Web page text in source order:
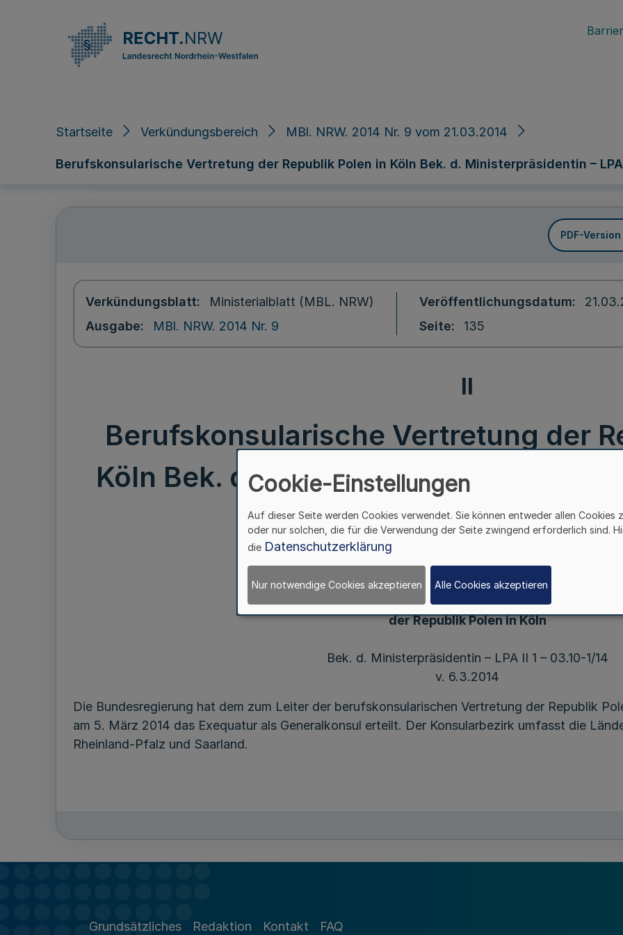
Startseite Verkündungsbereich MBl. NRW. 2014 Nr. 9 vom 21.03.2014
Berufskonsularische Vertretung der Republik Polen in Köln Bek. d. Ministerpräsidentin – LPA
PDF-
Verkündungsblatt
Ministerialblatt (MBL. NRW)
Ausgabe
MBl. NRW. 2014 Nr. 9
Veröffentlichungsdatum
Seite
135
II
Berufskonsularische Vertretung der
Köln Bek. d. Ministerpräsidentin – LPA
6.3.2014
Berufskonsularische Vertretung
der Republik Polen in Köln
Bek. d. Ministerpräsidentin – LPA II 1 – 03.10-1/14
v. 6.3.2014
Die Bundesregierung hat dem zum Leiter der berufskonsularischen Vertretung der Republik
am 5. März 2014 das Exequatur als Generalkonsul erteilt. Der Konsularbezirk umfasst die
Rheinland-Pfalz und Saarland.
Grundsätzliches Redaktion Kontakt FAQ
Cookie-Einstellungen
Auf dieser Seite werden Cookies verwendet. Sie können entweder allen Cookies
oder nur solchen, die für die Verwendung der Seite zwingend erforderlich sind.
die Datenschutzerklärung
Nur notwendige Cookies akzeptieren Alle Cookies akzeptieren